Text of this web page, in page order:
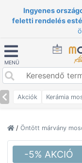
Ingyenes
feletti rendelés
MENÜ
M
Akciók Kerámia
/ Öntött márvány
-5% AKCIÓ